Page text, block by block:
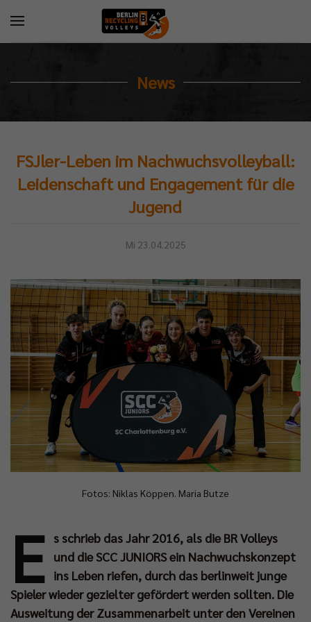
News
FSJler-Leben im Nachwuchsvolleyball:
Leidenschaft und Engagement für die
Jugend
Mi 23.04.2025
Fotos: Niklas Köppen. Maria Butze
E s schrieb das Jahr 2016, als die BR Volleys
und die SCC JUNIORS ein Nachwuchskonzept
ins Leben riefen, durch das berlinweit junge
Spieler wieder gezielter gefördert werden sollten. Die
Ausweitung der Zusammenarbeit unter den Vereinen